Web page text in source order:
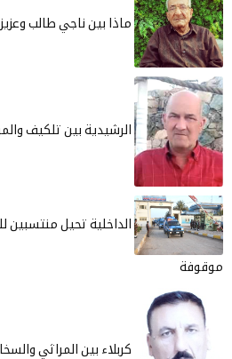
ماذا بين ناجي طالب وعزيز السيد جاسم؟
الرشيدية بين تلكيف والموصل
الداخلية تحيل منتسبين للتحقيق
كربلاء بين المراثي والسخاء